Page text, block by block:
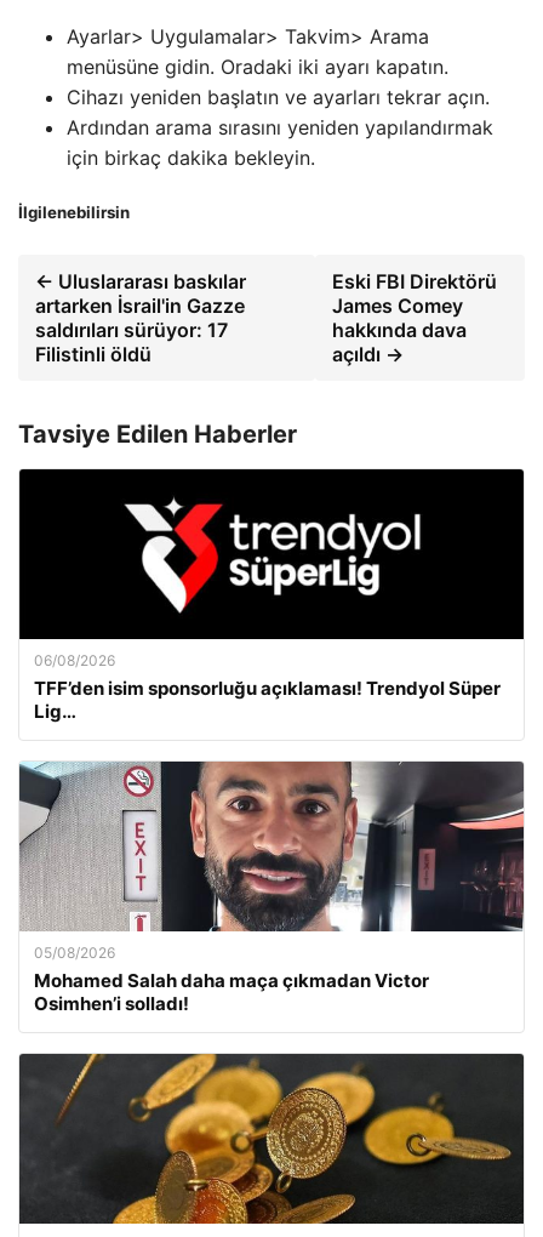
Ayarlar> Uygulamalar> Takvim> Arama
menüsüne gidin. Oradaki iki ayarı kapatın.
Cihazı yeniden başlatın ve ayarları tekrar açın.
Ardından arama sırasını yeniden yapılandırmak
için birkaç dakika bekleyin.
İlgilenebilirsin
← Uluslararası baskılar
artarken İsrail'in Gazze
saldırıları sürüyor: 17
Filistinli öldü
Eski FBI Direktörü
James Comey
hakkında dava
açıldı →
Tavsiye Edilen Haberler
06/08/2026
TFF’den isim sponsorluğu açıklaması! Trendyol Süper
Lig…
05/08/2026
Mohamed Salah daha maça çıkmadan Victor
Osimhen’i solladı!